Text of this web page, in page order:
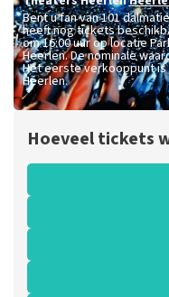
Bent u fan van 101
heeft nog tickets
om 16:00 uur op locatie
Heerlen. De nominale
Het eerste verkooppunt
Heerlen.
Hoeveel tickets